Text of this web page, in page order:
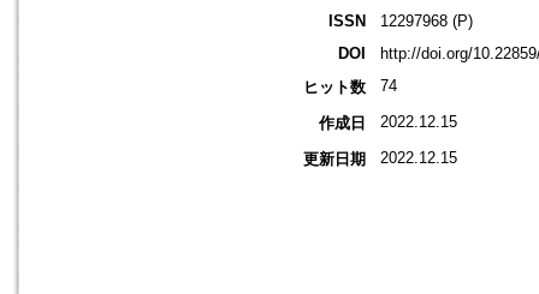
ISSN
12297968 (P)
DOI
http://doi.org/
ヒット数
74
作成日 2022.12.15
更新日期 2022.12.15